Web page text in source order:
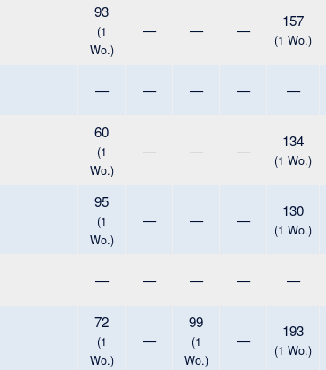
93
(1
Wo.)
— — —
157
(1 Wo.)
— — — — —
60
(1
Wo.)
— — —
134
(1 Wo.)
95
(1
Wo.)
— — —
130
(1 Wo.)
— — — — —
72
(1
Wo.)
—
99
(1
Wo.)
—
193
(1 Wo.)